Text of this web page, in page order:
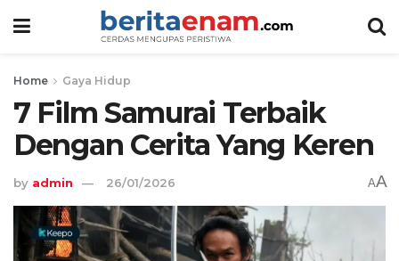
Home Gaya Hidup
7 Film Samurai Terbaik
Dengan Cerita Yang Keren
by admin 26/01/2026 AA